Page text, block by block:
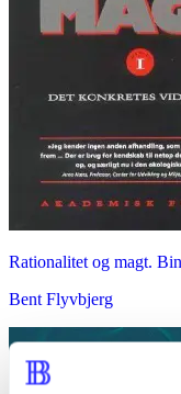
Rationalitet og magt.
Bent Flyvbjerg